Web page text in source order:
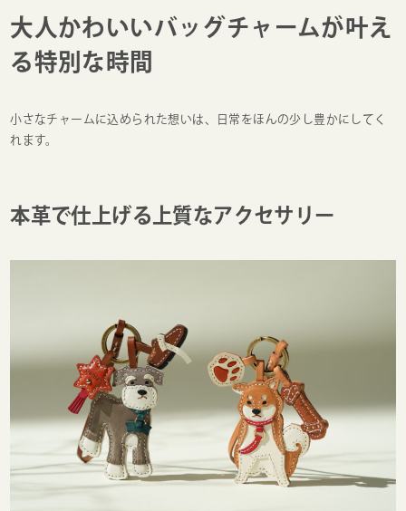
大人かわいいバッグチャームが叶え
る特別な時間
小さなチャームに込められた想いは、日常をほんの少し豊かにしてく
れます。
本革で仕上げる上質なアクセサリー